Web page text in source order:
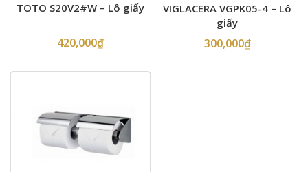
TOTO S20V2#W – Lô giấy
420,000₫
VIGLACERA VGPK05-4 – Lô
giấy
300,000₫